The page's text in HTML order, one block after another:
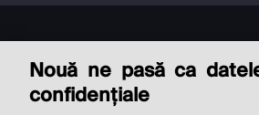
Nouă ne pasă ca
confidențiale